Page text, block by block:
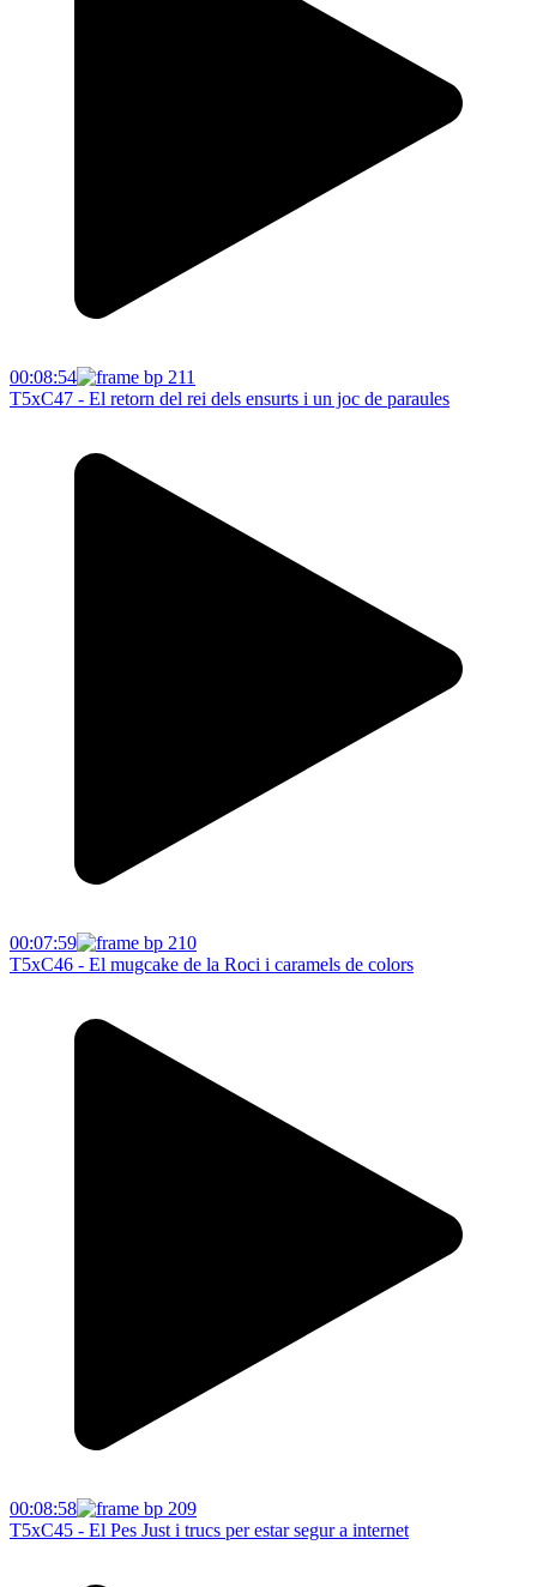
00:08:54
T5xC47 - El retorn del rei dels ensurts i un joc de paraules
00:07:59
T5xC46 - El mugcake de la Roci i caramels de colors
00:08:58
T5xC45 - El Pes Just i trucs per estar segur a internet